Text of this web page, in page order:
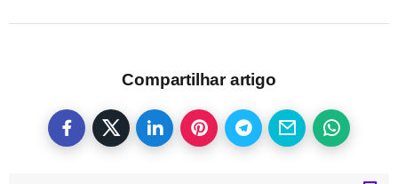
Compartilhar artigo